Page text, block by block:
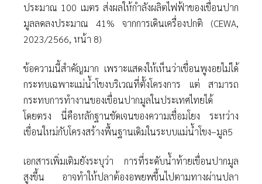
ประมาณ 100 เมตร ส่งผลให้กําลังผลิตไฟฟ้าของเขื่อนปาก
มูลลดลงประมาณ 41% จากการเดินเครื่องปกติ (CEWA,
2023/2566, หน้า 8)
ข้อความนี้สําคัญมาก เพราะแสดงให้เห็นว่าเขื่อนพูงอยไม่ได้
กระทบเฉพาะแม่นํ้าโขงบริเวณที่ตั้งโครงการ แต่ สามารถ
กระทบการทํางานของเขื่อนปากมูลในประเทศไทยได้
โดยตรง นี่คือหลักฐานชัดเจนของความเชื่อมโยง ระหว่าง
เขื่อนใหม่กับโครงสร้างพื้นฐานเดิมในระบบแม่นํ้าโขง–มูล5
เอกสารเพิ่มเติมยังระบุว่า การที่ระดับนํ้าท้ายเขื่อนปากมูล
สูงขึ้น อาจทําให้ปลาต้องอพยพขึ้นไปตามทางผ่านปลา